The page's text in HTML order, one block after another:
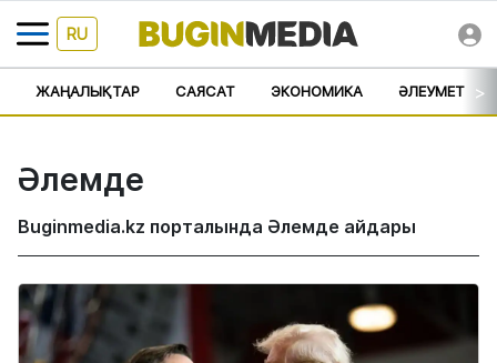
RU
ЖАҢАЛЫҚТАР САЯСАТ ЭКОНОМИКА ӘЛЕУМЕТ >
Әлемде
Buginmedia.kz порталында Әлемде айдары